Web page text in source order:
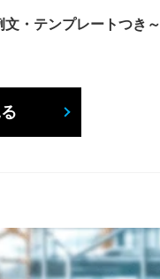
・テンプレートつき～